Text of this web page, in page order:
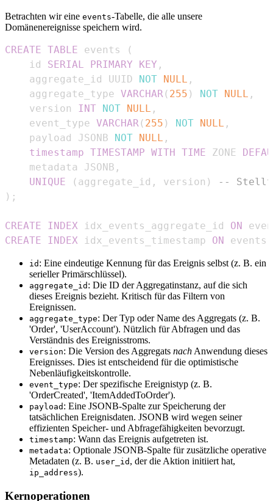
Betrachten wir eine events-Tabelle, die alle unsere
Domänenereignisse speichern wird.
CREATE TABLE events
(
    id
SERIAL PRIMARY KEY ,
    aggregate_id UUID
NOT NULL ,
    aggregate_type
VARCHAR( 255 ) NOT NULL ,
    version
INT NOT NULL ,
    event_type
VARCHAR( 255 ) NOT NULL ,
    payload JSONB
NOT NULL ,
timestamp TIMESTAMP WITH TIME ZONE
    metadata JSONB
,
UNIQUE
( aggregate_id , version )
-- Stellt
) ;
CREATE INDEX idx_events_aggregate_id ON
CREATE
INDEX idx_events_timestamp ON events
id : Eine eindeutige Kennung für das Ereignis selbst (z. B. ein
serieller Primärschlüssel).
aggregate_id : Die ID der Aggregatinstanz, auf die sich
dieses Ereignis bezieht. Kritisch für das Filtern von
Ereignissen.
aggregate_type: Der Typ oder Name des Aggregats (z. B.
'Order', 'UserAccount'). Nützlich für Abfragen und das
Verständnis des Ereignisstroms.
version: Die Version des Aggregats nach Anwendung dieses
Ereignisses. Dies ist entscheidend für die optimistische
Nebenläufigkeitskontrolle.
event_type: Der spezifische Ereignistyp (z. B.
'OrderCreated', 'ItemAddedToOrder').
payload : Eine JSONB-Spalte zur Speicherung der
tatsächlichen Ereignisdaten. JSONB wird wegen seiner
effizienten Speicher- und Abfragefähigkeiten bevorzugt.
timestamp: Wann das Ereignis aufgetreten ist.
metadata: Optionale JSONB-Spalte für zusätzliche operative
Metadaten (z. B. user_id , der die Aktion initiiert hat,
ip_address).
Kernoperationen